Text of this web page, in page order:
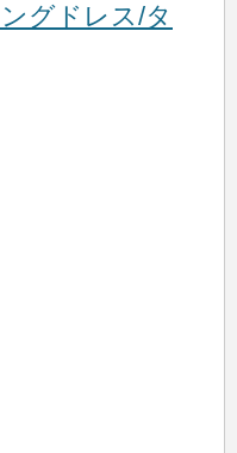
グドレス/タ